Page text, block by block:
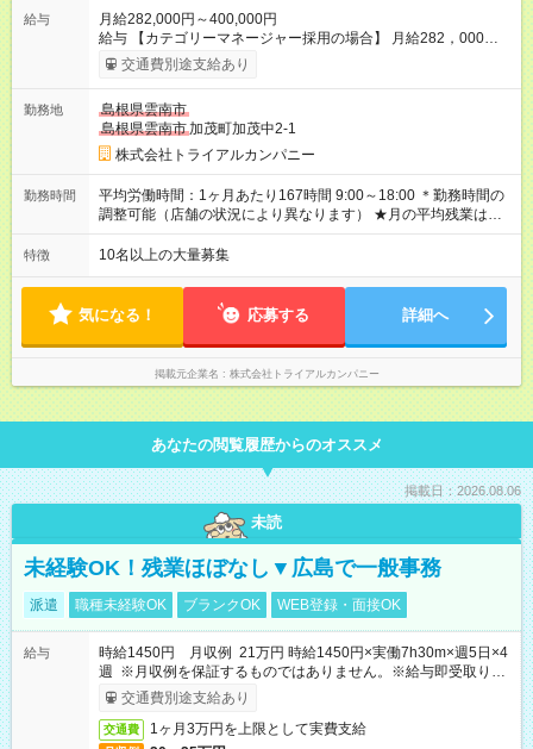
給与
月給282,000円～400,000円
給与 【カテゴリーマネージャー採用の場合】 月給282，000円
～400，000円 【バイヤー経験がある方】 月給380，000円～ ※
当社規定の採用基準により、能力、年齢、 前職経験などを考慮
ラスしてもらえる手当・インセンティブ ◎残業手当 ◎住宅手当
◎通勤手当 ◎家族手当 ◎資格手当 ◎職位手当 ◎単身手当 ◎残業
手当（全額支給） ◎深夜手当 ※一部、店舗により異なります ※
固定残業・みなし残業なし！残業分は1分単位で支給！ （実績：
月平均残業時間13.25h以下） 【試用期間】試用期間あり 試用期
間の長さ：2ヶ月 雇用形態、給与は本採用時と同じです。
交通費別途支給あり
勤務地
島根県雲南市
島根県雲南市加茂町加茂中2-1
株式会社トライアルカンパニー
勤務時間
平均労働時間：1ヶ月あたり167時間 9:00～18:00 ＊勤務時間の
調整可能（店舗の状況により異なります） ★月の平均残業は
13.25ｈ以下 ⇒業務効率化等を図り、さらに減らしていきます
◎基本は定時退社 ◎固定残業・みなし残業ナシ。残業分は1分単
務時間の調整可能（店舗の状況により異なります） ★月の平均
残業は13.25ｈ以下 ⇒業務効率化等を図り、さらに減らしてい
きます ◎基本は定時退社 ◎固定残業・みなし残業ナシ。残業分
は1分単位で支給
特徴 10名以上の大量募集
気になる！ 応募する 詳細へ
掲載元企業名 株式会社トライアルカンパニー
あなたの閲覧履歴からのオススメ
掲載日：2026.08.06
未読
未経験OK！残業ほぼなし▼広島で一般事務
派遣 職種未経験OK ブランクOK WEB登録・面接OK
給与
時給1450円 月収例 21万円 時給1450円×実働7h30m×週5日×4
週 ※月収例を保証するものではありません。※給与即受取りサ
ービス利用可（利用条件有）
交通費別途支給あり
交通費 1ヶ月3万円を上限として実費支給